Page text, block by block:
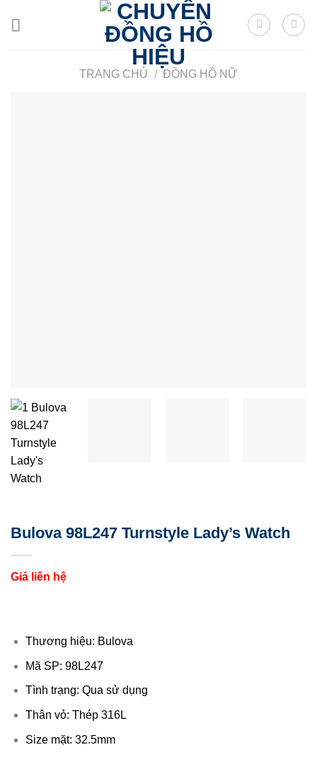
TRANG CHỦ / ĐỒNG HỒ NỮ
Bulova 98L247 Turnstyle Lady’s Watch
Giá liên hệ
Thương hiệu: Bulova
Mã SP: 98L247
Tình trạng: Qua sử dụng
Thân vỏ: Thép 316L
Size mặt: 32.5mm